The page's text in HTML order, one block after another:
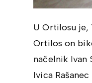
U Ortilosu je,
Ortilos on
načelnik Ivan
Ivica